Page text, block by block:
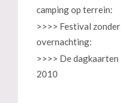
camping op terrein:
>>>> Festival zonder
overnachting:
>>>> De dagkaarten
2010